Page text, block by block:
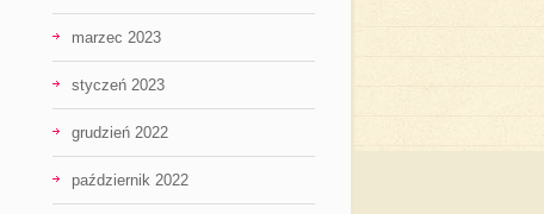
marzec 2023
styczeń 2023
grudzień 2022
październik 2022